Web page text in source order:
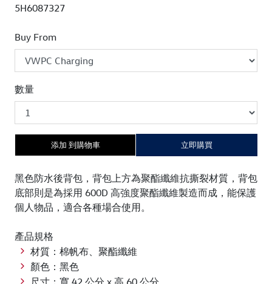
5H6087327
Buy From
數量
添加 到購物車 立即購買
黑色防水後背包，背包上方為聚酯纖維抗撕裂材質，背包
底部則是為採用 600D 高強度聚酯纖維製造而成，能保護
個人物品，適合各種場合使用。
產品規格
材質：棉帆布、聚酯纖維
顏色：黑色
尺寸：寬 42 公分 x 高 60 公分